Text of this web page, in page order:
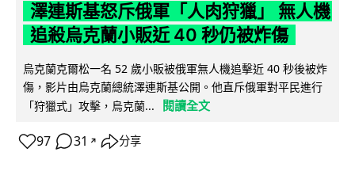
澤連斯基怒斥俄軍「人肉狩獵」 無人機
追殺烏克蘭小販近 40 秒仍被炸傷
烏克蘭克爾松一名 52 歲小販被俄軍無人機追擊近 40 秒後被炸
傷，影片由烏克蘭總統澤連斯基公開。他直斥俄軍對平民進行
「狩獵式」攻擊，烏克蘭...
閱讀全文
97 31 ↗ 分享